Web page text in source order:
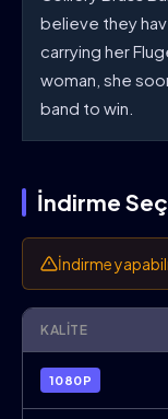
believe they
carrying her
woman, she
band to win.
İndirme
İndirme
KALITE
1080P